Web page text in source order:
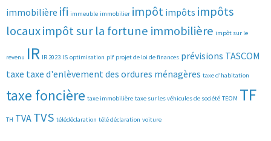
immobilière ifi immeuble immobilier impôt impôts impôts
locauximpôt sur la fortune immobilière impôt sur le
revenu IR IR 2023 IS optimisation plf projet de loi de finances prévisions TASCOM
taxe taxe d'enlèvement des ordures ménagères taxe d'habitation
taxe foncière taxe immobilière taxe sur les véhicules de société TEOM TF
TH TVA TVS télédéclaration télé déclaration voiture